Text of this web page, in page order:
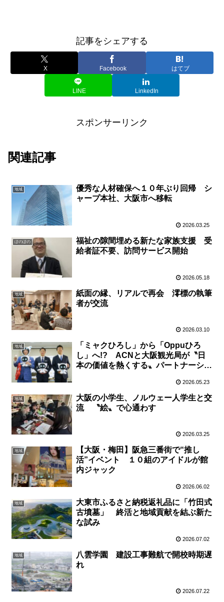
記事をシェアする
X Facebook はてブ
LINE LinkedIn
スポンサーリンク
関連記事
地域
優秀な人材確保へ１０年ぶり回帰 シ
ャープ本社、大阪市へ移転
2026.03.25
ぽのぽの
福祉の隙間埋める新たな家族支援 受
給者証不要、訪問サービス開始
2026.05.18
地域
紙面の縁、リアルで再会 澪標の執筆
者が交流
2026.03.10
地域
「ミャクひろし」から「Oppuひろ
し」へ!? ACNと大阪観光局が〝日
本の価値を熱くする〟パートナーシッ
2026.05.23
地域
大阪の小学生、ノルウェー人学生と交
流 〝絵〟で心通わす
2026.03.25
地域
【大阪・梅田】阪急三番街で“推し
活”イベント １０組のアイドルが館
内ジャック
2026.06.02
地域
大東市ふるさと納税返礼品に「竹田式
古墳墓」 終活と地域貢献を結ぶ新た
な試み
2026.07.02
地域
八雲学園 建設工事難航で開校時期遅
れ
2026.07.22